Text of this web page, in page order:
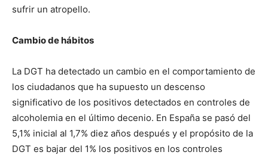
sufrir un atropello.
Cambio de hábitos
La DGT ha detectado un cambio en el comportamiento de
los ciudadanos que ha supuesto un descenso
significativo de los positivos detectados en controles de
alcoholemia en el último decenio. En España se pasó del
5,1% inicial al 1,7% diez años después y el propósito de la
DGT es bajar del 1% los positivos en los controles